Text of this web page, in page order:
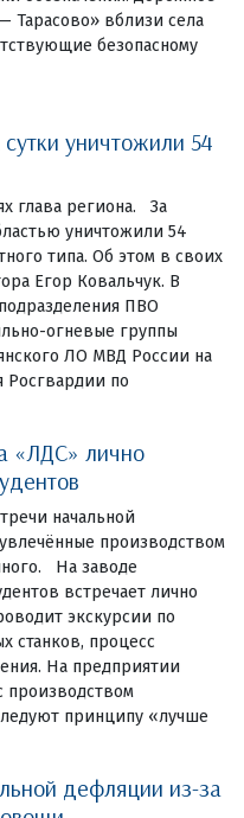
Тарасово» вблизи села
безопасному
уничтожили 54
глава региона. За
уничтожили 54
типа. Об этом в своих
Егор Ковальчук. В
ПВО
огневые группы
ЛО МВД России на
Росгвардии по
«ЛДС» лично
начальной
производством
На заводе
встречает лично
экскурсии по
станков, процесс
На предприятии
производством
принципу «лучше
дефляции из-за